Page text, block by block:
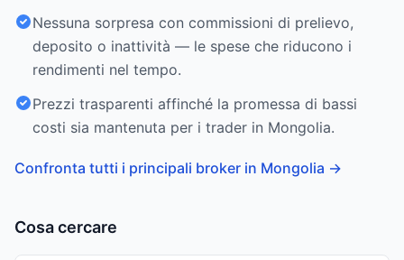
Nessuna sorpresa con commissioni di prelievo,
deposito o inattività — le spese che riducono i
rendimenti nel tempo.
Prezzi trasparenti affinché la promessa di bassi
costi sia mantenuta per i trader in Mongolia.
Confronta tutti i principali broker in Mongolia →
Cosa cercare